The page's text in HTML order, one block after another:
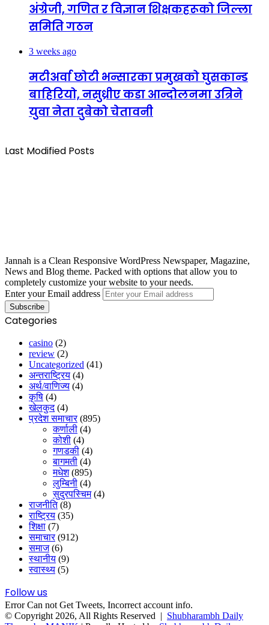
अंग्रेजी, गणित र विज्ञान शिक्षकहरूको जिल्ला
समिति गठन
3 weeks ago
मटीअर्वा छोटी भन्सारका प्रमुखको घुसकान्ड
बाहिरियो, नसुध्रीए कडा आन्दोलनमा उत्रिने
युवा नेता दुबेको चेतावनी
Last Modified Posts
Jannah is a Clean Responsive WordPress Newspaper, Magazine,
News and Blog theme. Packed with options that allow you to
completely customize your website to your needs.
Enter your Email address
Categories
casino (2)
review (2)
Uncategorized (41)
अन्तराष्ट्रिय (4)
अर्थ/वाणिज्य (4)
कृषि (4)
खेलकुद(4)
प्रदेश समाचार(895)
कर्णाली (4)
कोशी (4)
गणडकी (4)
बागमती (4)
मधेश(895)
लुम्बिनी (4)
सुदुरपस्चिम(4)
राजनीति(8)
राष्ट्रिय (35)
शिक्षा (7)
समाचार(912)
समाज(6)
स्थानीय (9)
स्वास्थ्य (5)
Follow us
Error Can not Get Tweets, Incorrect account info.
© Copyright 2026, All Rights Reserved | Shubharambh Daily